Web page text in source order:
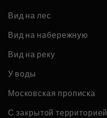
Вид на лес
Вид на набережную
Вид на реку
У воды
Московская прописка
С закрытой территорией